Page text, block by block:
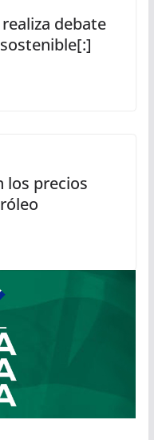
debate
los precios